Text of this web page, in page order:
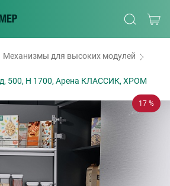
Механизмы для высоких модулей
500, H 1700, Арена КЛАССИК, ХРОМ
17 %